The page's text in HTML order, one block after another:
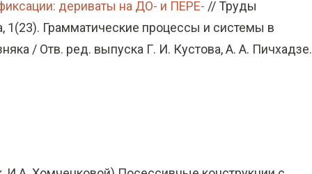
дериваты на ДО- и ПЕРЕ- // Труды
1(23). Грамматические процессы и системы в
/ Отв. ред. выпуска Г. И. Кустова, А. А. Пичхадзе.